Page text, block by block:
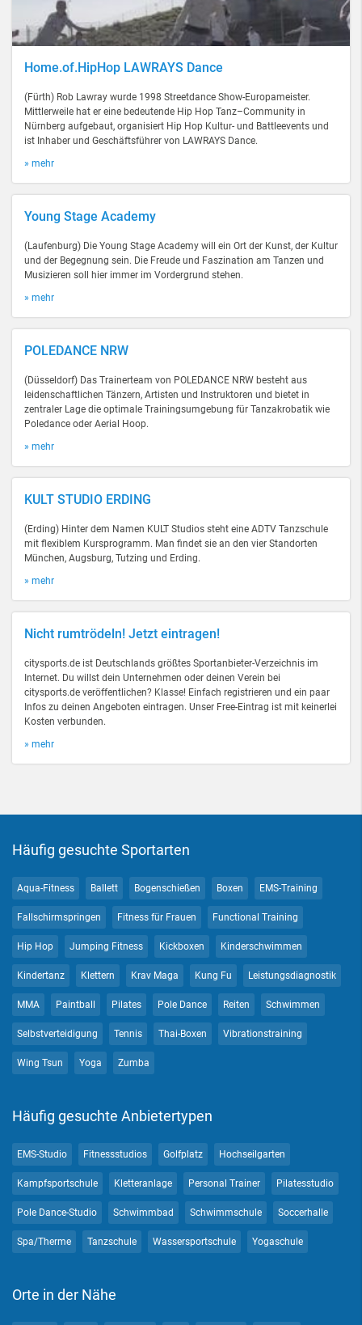
Home.of.HipHop LAWRAYS Dance
(Fürth) Rob Lawray wurde 1998 Streetdance Show-Europameister.
Mittlerweile hat er eine bedeutende Hip Hop Tanz–Community in
Nürnberg aufgebaut, organisiert Hip Hop Kultur- und Battleevents und
ist Inhaber und Geschäftsführer von LAWRAYS Dance.
» mehr
Young Stage Academy
(Laufenburg) Die Young Stage Academy will ein Ort der Kunst, der Kultur
und der Begegnung sein. Die Freude und Faszination am Tanzen und
Musizieren soll hier immer im Vordergrund stehen.
» mehr
POLEDANCE NRW
(Düsseldorf) Das Trainerteam von POLEDANCE NRW besteht aus
leidenschaftlichen Tänzern, Artisten und Instruktoren und bietet in
zentraler Lage die optimale Trainingsumgebung für Tanzakrobatik wie
Poledance oder Aerial Hoop.
» mehr
KULT STUDIO ERDING
(Erding) Hinter dem Namen KULT Studios steht eine ADTV Tanzschule
mit flexiblem Kursprogramm. Man findet sie an den vier Standorten
München, Augsburg, Tutzing und Erding.
» mehr
Nicht rumtrödeln! Jetzt eintragen!
citysports.de ist Deutschlands größtes Sportanbieter-Verzeichnis im
Internet. Du willst dein Unternehmen oder deinen Verein bei
citysports.de veröffentlichen? Klasse! Einfach registrieren und ein paar
Infos zu deinen Angeboten eintragen. Unser Free-Eintrag ist mit keinerlei
Kosten verbunden.
» mehr
Häufig gesuchte Sportarten
Aqua-Fitness Ballett Bogenschießen Boxen EMS-Training
Fallschirmspringen Fitness für Frauen Functional Training
Hip Hop Jumping Fitness Kickboxen Kinderschwimmen
Kindertanz Klettern Krav Maga Kung Fu Leistungsdiagnostik
MMA Paintball Pilates Pole Dance Reiten Schwimmen
Selbstverteidigung Tennis Thai-Boxen Vibrationstraining
Wing Tsun Yoga Zumba
Häufig gesuchte Anbietertypen
EMS-Studio Fitnessstudios Golfplatz Hochseilgarten
Kampfsportschule Kletteranlage Personal Trainer Pilatesstudio
Pole Dance-Studio Schwimmbad Schwimmschule Soccerhalle
Spa/Therme Tanzschule Wassersportschule Yogaschule
Orte in der Nähe